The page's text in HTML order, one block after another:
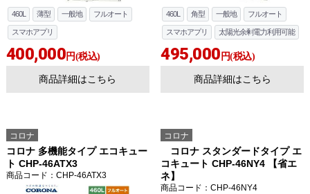
460L 薄型 一般地 フルオート
スマホアプリ
400,000円(税込)
商品詳細はこちら
460L 角型 一般地 フルオート
スマホアプリ 太陽光余剰電力利用可能
495,000 円(税込)
商品詳細はこちら
コロナ
コロナ 多機能タイプ エコキュー
ト CHP-46ATX3
商品コード ：CHP-46ATX3
コロナ
コロナ スタンダードタイプ エ
コキュート CHP-46NY4 【省エ
ネ】
商品コード ：CHP-46NY4